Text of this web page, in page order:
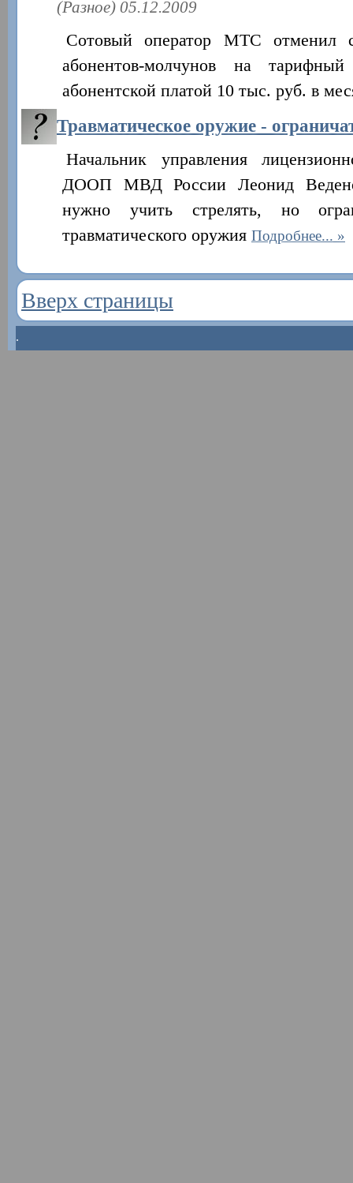
(Разное) 05.12.2009
Сотовый оператор МТС отменил
абонентов-молчунов на
абонентской платой 10 тыс. руб. в
Травматическое оружие -
Начальник управления
ДООП МВД России Леонид
нужно учить стрелять, но
травматического оружия Подробнее...
Вверх страницы
.